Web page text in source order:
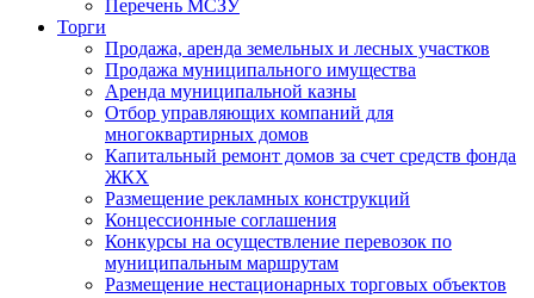
Перечень МСЗУ
Торги
Продажа, аренда земельных и лесных участков
Продажа муниципального имущества
Аренда муниципальной казны
Отбор управляющих компаний для
многоквартирных домов
Капитальный ремонт домов за счет средств фонда
ЖКХ
Размещение рекламных конструкций
Концессионные соглашения
Конкурсы на осуществление перевозок по
муниципальным маршрутам
Размещение нестационарных торговых объектов